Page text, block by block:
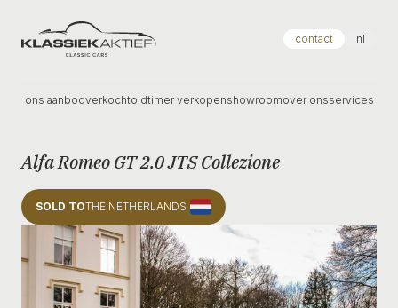
Klassiek Aktief contact nl
ons aanbodverkochtoldtimer verkopenshowroomover onsservices
Alfa Romeo GT 2.0 JTS Collezione
SOLD TOTHE NETHERLANDS